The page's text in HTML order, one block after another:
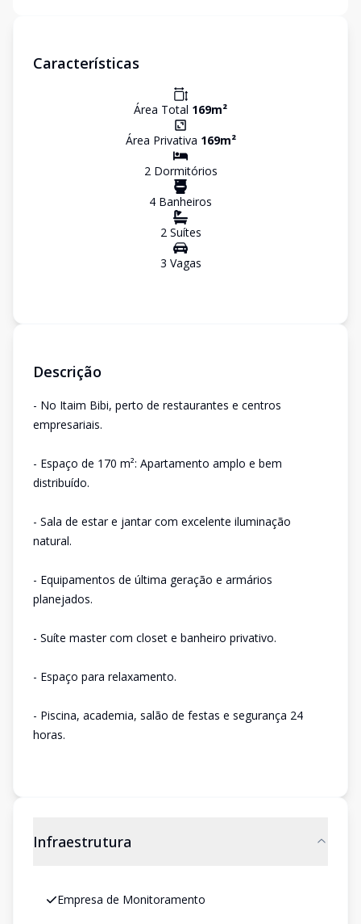
Características
Área Total 169m²
Área Privativa 169m²
2Dormitórios
4 Banheiros
2Suítes
3 Vagas
Descrição
- No Itaim Bibi, perto de restaurantes e centros
empresariais.
- Espaço de 170 m²: Apartamento amplo e bem
distribuído.
- Sala de estar e jantar com excelente iluminação
natural.
- Equipamentos de última geração e armários
planejados.
- Suíte master com closet e banheiro privativo.
- Espaço para relaxamento.
- Piscina, academia, salão de festas e segurança 24
horas.
Infraestrutura
Empresa de Monitoramento